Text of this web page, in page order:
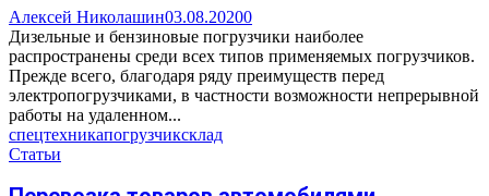
Алексей Николашин03.08.20200
Дизельные и бензиновые погрузчики наиболее
распространены среди всех типов применяемых погрузчиков.
Прежде всего, благодаря ряду преимуществ перед
электропогрузчиками, в частности возможности непрерывной
работы на удаленном...
спецтехникапогрузчиксклад
Статьи